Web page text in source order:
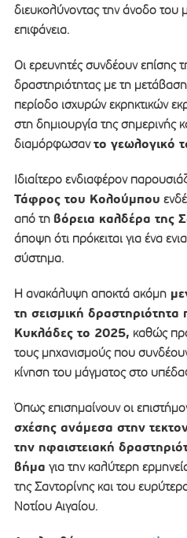
διευκολύνοντας την άνοδο του
επιφάνεια.
Οι ερευνητές συνδέουν επίσης
δραστηριότητας με τη
περίοδο ισχυρών εκρηκτικών
στη δημιουργία της σημερινής
διαμόρφωσαντο γεωλογικό
Ιδιαίτερο ενδιαφέρον
Τάφρος του Κολούμπου
από τη βόρεια καλδέρα της
άποψη ότι πρόκειται για ένα
σύστημα.
Η ανακάλυψη αποκτά ακόμη
τη σεισμική
Κυκλάδες το 2025, καθώς
τους μηχανισμούς που
κίνηση του μάγματος στο
Όπως επισημαίνουν οι
σχέσης ανάμεσα στην
την ηφαιστειακή
βήμα για την καλύτερη
της Σαντορίνης και του
Νοτίου Αιγαίου.